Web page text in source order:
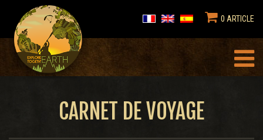
0 ARTICLE
CARNET DE VOYAGE